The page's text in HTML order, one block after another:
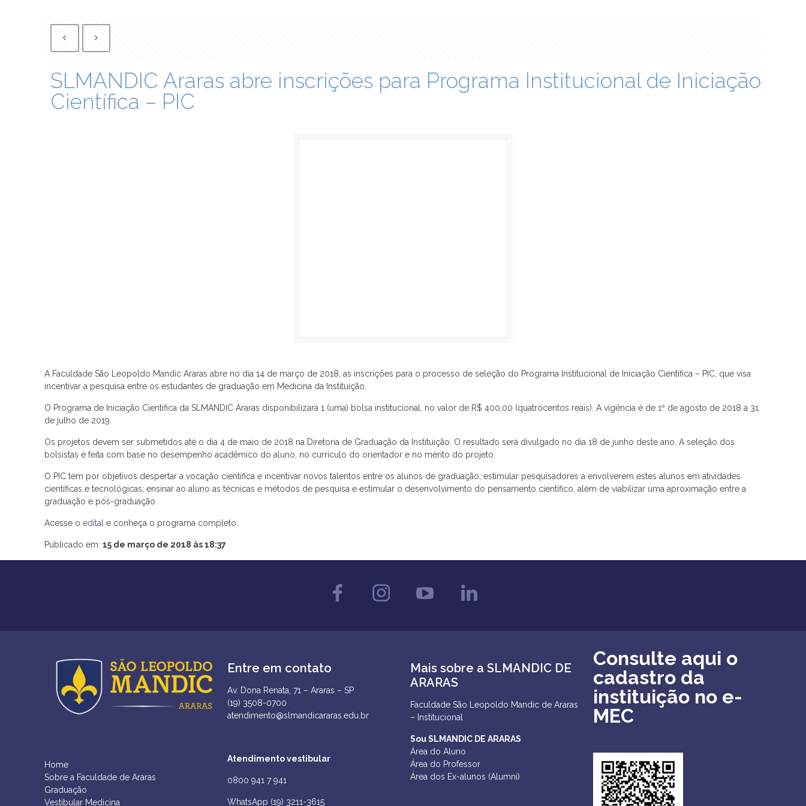
SLMANDIC Araras abre inscrições para Programa Institucional de Iniciação
Científica – PIC
A Faculdade São Leopoldo Mandic Araras abre no dia 14 de março de 2018, as inscrições para o processo de seleção do Programa Institucional de Iniciação Científica – PIC, que visa
incentivar a pesquisa entre os estudantes de graduação em Medicina da Instituição.
O Programa de Iniciação Científica da SLMANDIC Araras disponibilizará 1 (uma) bolsa institucional, no valor de R$ 400,00 (quatrocentos reais). A vigência é de 1º de agosto de 2018 a 31
de julho de 2019.
Os projetos devem ser submetidos até o dia 4 de maio de 2018 na Diretoria de Graduação da Instituição. O resultado será divulgado no dia 18 de junho deste ano. A seleção dos
bolsistas é feita com base no desempenho acadêmico do aluno, no currículo do orientador e no mérito do projeto.
O PIC tem por objetivos despertar a vocação científica e incentivar novos talentos entre os alunos de graduação; estimular pesquisadores a envolverem estes alunos em atividades
científicas e tecnológicas; ensinar ao aluno as técnicas e métodos de pesquisa e estimular o desenvolvimento do pensamento científico, além de viabilizar uma aproximação entre a
graduação e pós-graduação.
Acesse oedital e conheça o programa completo.
Publicado em:15 de março de 2018 às 18:37
Home
Sobre a Faculdade de Araras
Graduação
Vestibular Medicina
Entre em contato
Av. Dona Renata, 71 – Araras – SP
(19) 3508-0700
atendimento@slmandicararas.edu.br
Atendimento vestibular
0800 941 7 941
WhatsApp (19) 3211-3615
Mais sobre a SLMANDIC DE
ARARAS
Faculdade São Leopoldo Mandic de Araras
– Institucional
Sou SLMANDIC DE ARARAS
Área do Aluno
Área do Professor
Área dos Ex-alunos (Alumni)
Consulte aqui o
cadastro da
instituição no e-
MEC